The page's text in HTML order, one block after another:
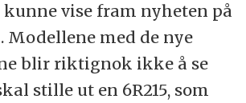
vise fram nyheten på
. Modellene med de nye
blir riktignok ikke å se
stille ut en 6R215, som